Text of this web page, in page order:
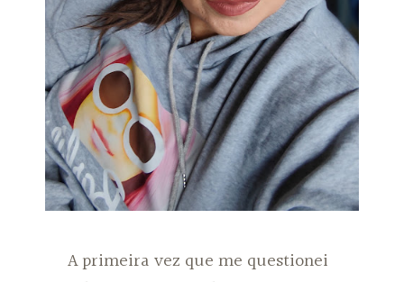
A primeira vez que me questionei